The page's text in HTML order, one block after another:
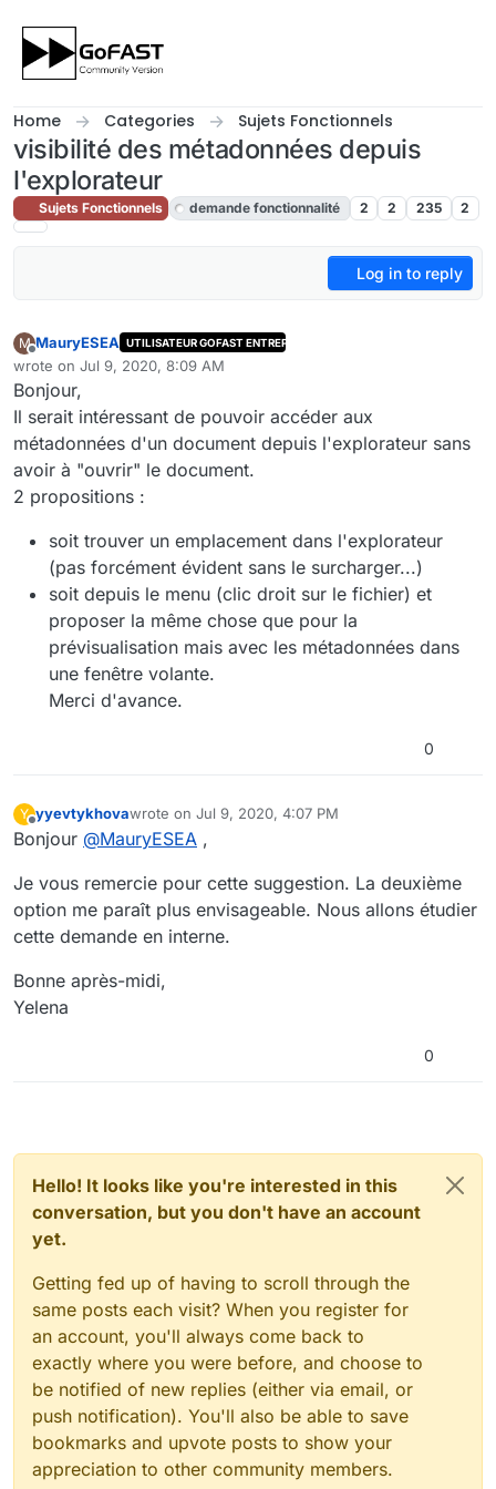
Home Categories Sujets Fonctionnels
visibilité des métadonnées depuis
l'explorateur
Sujets Fonctionnels demande fonctionnalité 2 2 235 2
Log in to reply
M
Offline
MauryESEA UTILISATEUR GOFAST ENTREPRISE
wrote on Jul 9, 2020, 8:09 AM
last edited by cpotter Jul 9, 2020, 11:43 AM
Bonjour,
Il serait intéressant de pouvoir accéder aux
métadonnées d'un document depuis l'explorateur sans
avoir à "ouvrir" le document.
2 propositions :
soit trouver un emplacement dans l'explorateur
(pas forcément évident sans le surcharger...)
soit depuis le menu (clic droit sur le fichier) et
proposer la même chose que pour la
prévisualisation mais avec les métadonnées dans
une fenêtre volante.
Merci d'avance.
0
Y
Offline
yyevtykhovawrote on Jul 9, 2020, 4:07 PM
last edited by
Bonjour @MauryESEA ,
Je vous remercie pour cette suggestion. La deuxième
option me paraît plus envisageable. Nous allons étudier
cette demande en interne.
Bonne après-midi,
Yelena
0
Hello! It looks like you're interested in this
conversation, but you don't have an account
yet.
Getting fed up of having to scroll through the
same posts each visit? When you register for
an account, you'll always come back to
exactly where you were before, and choose to
be notified of new replies (either via email, or
push notification). You'll also be able to save
bookmarks and upvote posts to show your
appreciation to other community members.